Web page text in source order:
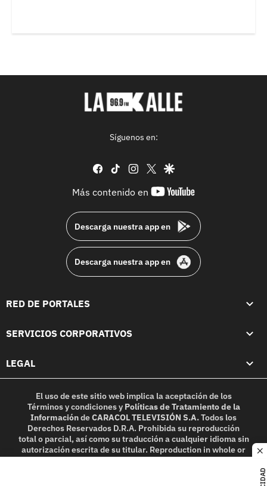
Síguenos en:
facebook
tiktok instagram
twittergoogle
Más contenido en
youtube-
Descarga nuestra app en
Descarga nuestra app en
RED DE PORTALES
SERVICIOS CORPORATIVOS
LEGAL
El uso de este sitio web implica la aceptación de los
Términos y condicionesy Políticas de Tratamiento de la
InformacióndeCARACOL TELEVISIÓN S.A.Todos los
Derechos Reservados D.R.A. Prohibida su reproducción
total o parcial, así como su traducción a cualquier idioma sin
autorización escrita de su titular. Reproduction in whole or